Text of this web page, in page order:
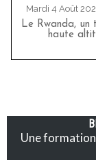
Mardi 4 Août
Le Rwanda, un
haute
Une